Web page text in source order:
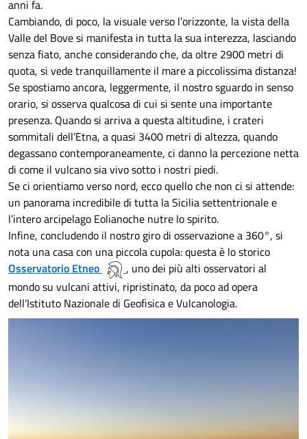
anni fa.
Cambiando, di poco, la visuale verso l’orizzonte, la vista della
Valle del Bove si manifesta in tutta la sua interezza, lasciando
senza fiato, anche considerando che, da oltre 2900 metri di
quota, si vede tranquillamente il mare a piccolissima distanza!
Se spostiamo ancora, leggermente, il nostro sguardo in senso
orario, si osserva qualcosa di cui si sente una importante
presenza. Quando si arriva a questa altitudine, i crateri
sommitali dell’Etna, a quasi 3400 metri di altezza, quando
degassano contemporaneamente, ci danno la percezione netta
di come il vulcano sia vivo sotto i nostri piedi.
Se ci orientiamo verso nord, ecco quello che non ci si attende:
un panorama incredibile di tutta la Sicilia settentrionale e
l’intero arcipelago Eolianoche nutre lo spirito.
Infine, concludendo il nostro giro di osservazione a 360°, si
nota una casa con una piccola cupola: questa è lo storico
Osservatorio Etneo
, uno dei più alti osservatori al
mondo su vulcani attivi, ripristinato, da poco ad opera
dell’Istituto Nazionale di Geofisica e Vulcanologia.